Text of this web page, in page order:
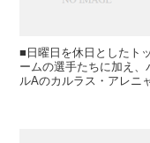
■日曜日を休日としたト
ームの選手たちに加え
ルAのカルラス・アレニ